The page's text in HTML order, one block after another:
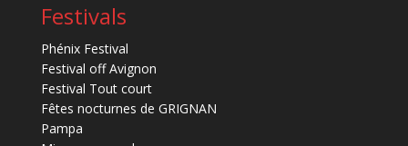
Festivals
Phénix Festival
Festival off Avignon
Festival Tout court
Fêtes nocturnes de GRIGNAN
Pampa